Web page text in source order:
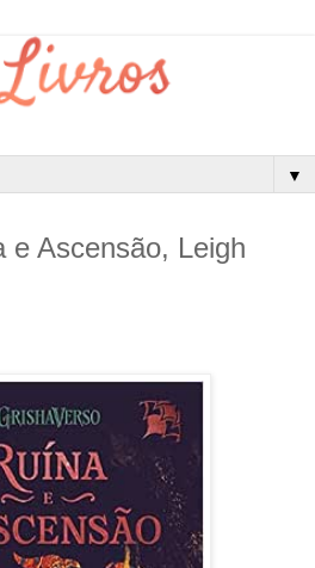
▼
e Ascensão, Leigh